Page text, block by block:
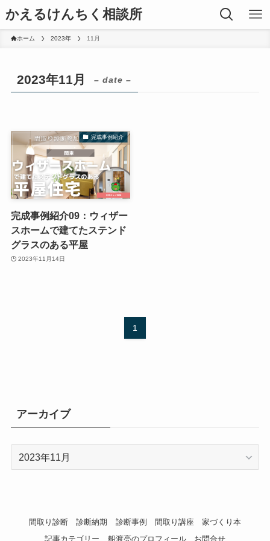
かえるけんちく相談所
ホーム 2023年 11月
2023年11月 – date –
完成事例紹介
完成事例紹介09：ウィザー
スホームで建てたステンド
グラスのある平屋
2023年11月14日
1
アーカイブ
間取り診断 診断納期 診断事例 間取り講座
家づくり本
記事カテゴリー
船渡亮のプロフィール お問合せ